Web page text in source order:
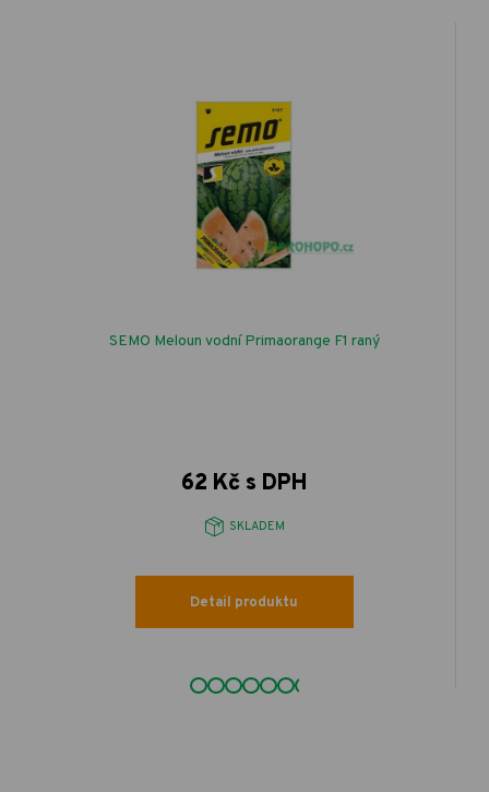
SEMO Meloun vodní Primaorange F1 raný
62 Kč s DPH
SKLADEM
Detail produktu